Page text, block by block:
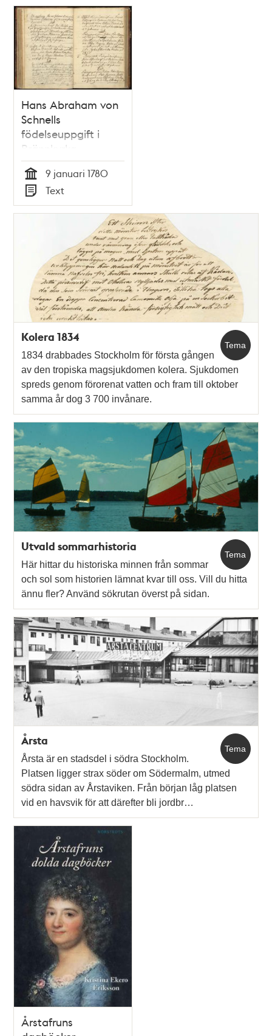
Hans Abraham von
Schnells
födelseuppgift i
Brännkyrka
församling 1780
Tid
9 januari 1780
Typ
Text
Tema
Kolera 1834
1834 drabbades Stockholm för första gången
av den tropiska magsjukdomen kolera. Sjukdomen
spreds genom förorenat vatten och fram till oktober
samma år dog 3 700 invånare.
Tema
Utvald sommarhistoria
Här hittar du historiska minnen från sommar
och sol som historien lämnat kvar till oss. Vill du hitta
ännu fler? Använd sökrutan överst på sidan.
Tema
Årsta
Årsta är en stadsdel i södra Stockholm.
Platsen ligger strax söder om Södermalm, utmed
södra sidan av Årstaviken. Från början låg platsen
vid en havsvik för att därefter bli jordbr…
Årstafruns